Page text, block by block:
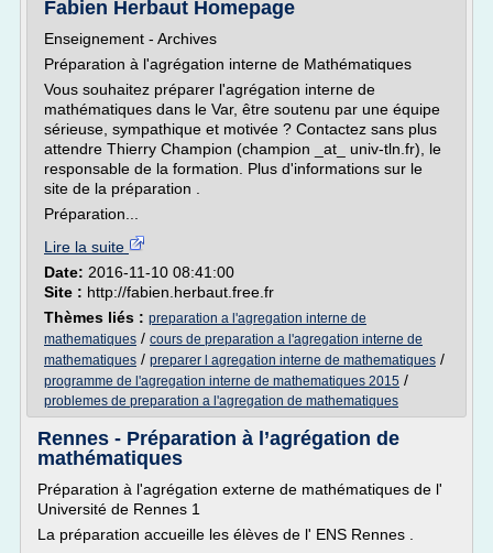
Fabien Herbaut Homepage
Enseignement - Archives
Préparation à l'agrégation interne de Mathématiques
Vous souhaitez préparer l'agrégation interne de
mathématiques dans le Var, être soutenu par une équipe
sérieuse, sympathique et motivée ? Contactez sans plus
attendre Thierry Champion (champion _at_ univ-tln.fr), le
responsable de la formation. Plus d'informations sur le
site de la préparation .
Préparation...
Lire la suite
Date: 2016-11-10 08:41:00
Site : http://fabien.herbaut.free.fr
Thèmes liés : preparation a l'agregation interne de
mathematiques / cours de preparation a l'agregation interne de
mathematiques / preparer l agregation interne de mathematiques /
programme de l'agregation interne de mathematiques 2015 /
problemes de preparation a l'agregation de mathematiques
Rennes - Préparation à l’agrégation de
mathématiques
Préparation à l'agrégation externe de mathématiques de l'
Université de Rennes 1
La préparation accueille les élèves de l' ENS Rennes .